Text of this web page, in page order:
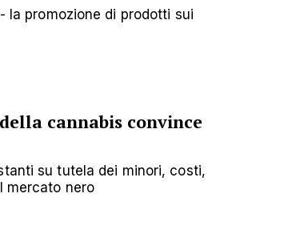
la promozione di prodotti sui
cannabis convince
su tutela dei minori, costi,
mercato nero